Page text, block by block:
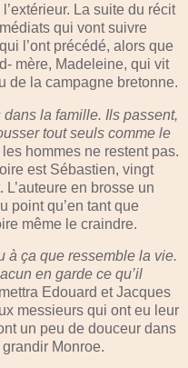
La suite du récit
qui vont suivre
l’ont précédé, alors que
mère, Madeleine, qui vit
de la campagne bretonne.
la famille. Ils passent,
tout seuls comme le
hommes ne restent pas.
est Sébastien, vingt
en brosse un
point qu’en tant que
même le craindre.
à ça que ressemble la vie.
en garde ce qu’il
Edouard et Jacques
messieurs qui ont eu leur
un peu de douceur dans
Monroe.